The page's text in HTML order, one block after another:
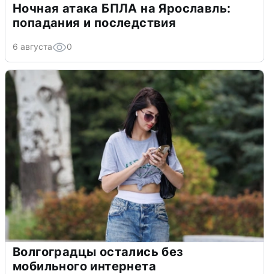
Ночная атака БПЛА на Ярославль:
попадания и последствия
6 августа 0
Волгоградцы остались без
мобильного интернета